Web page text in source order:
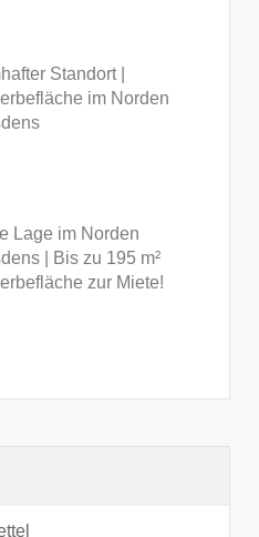
Standort |
im Norden
Lage im Norden
| Bis zu 195 m²
zur Miete!